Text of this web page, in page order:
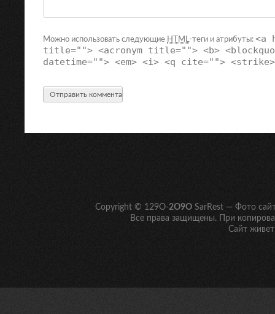
Можно использовать следующие HTML -теги и атрибуты: <a
title=""> <acronym title=""> <b>
datetime=""> <em> <i> <q cite="">
Copyright © 129O-2O9O SarRest — Фото
Все права защищены. При
Сайт живет